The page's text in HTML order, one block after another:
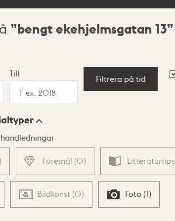
bengt ekehjelmsgatan 13
Till
Filtrera på tid
) Föremål (0) Litteraturtips
Bildkonst (0) Foto (1)